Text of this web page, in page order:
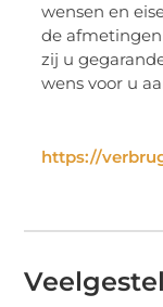
wensen en
de
zij u
wens voor u
https://